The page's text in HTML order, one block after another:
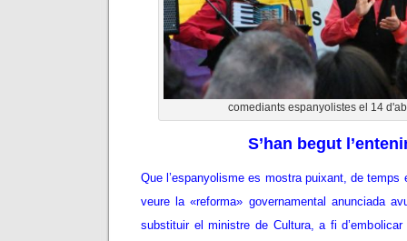
comediants espanyolistes el 14
S’han begut
Que l’espanyolisme es mostra puixant, de
veure la «reforma» governamental anunciada
substituir el ministre de Cultura, a fi